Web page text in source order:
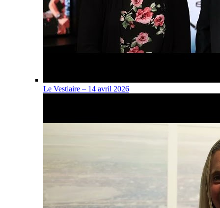
Le Vestiaire – 14 avril 2026